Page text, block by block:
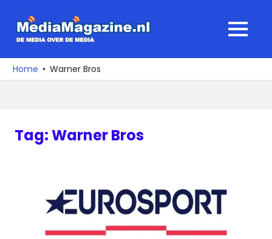
naar
media
over
MENU
Home Warner Bros
Tag:Warner Bros